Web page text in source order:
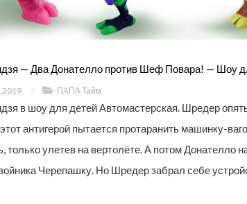
— Два Донателло против Шеф Повара! — Шоу
/ ПАПА Тайм
в шоу для детей Автомастерская. Шредер
антигерой пытается протаранить машинку-
только улетев на вертолёте. А потом Донателло
Черепашку. Но Шредер забрал себе